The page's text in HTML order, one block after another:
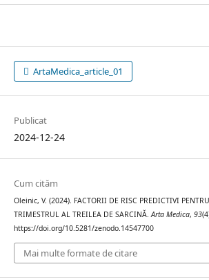
ArtaMedica_article_01
Publicat
2024-12-24
Cum cităm
Oleinic, V. (2024). FACTORII DE RISC PREDICTIVI
TRIMESTRUL AL TREILEA DE SARCINĂ.Arta Medica, 93
https://doi.org/10.5281/zenodo.14547700
Mai multe formate de citare